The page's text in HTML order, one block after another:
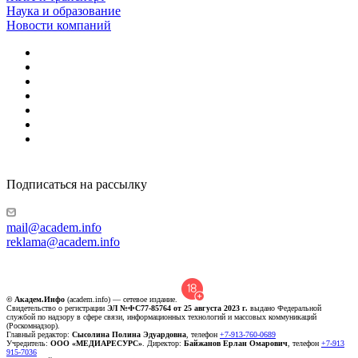
Наука и образование
Новости компаний
Подписаться на рассылку
mail@academ.info
reklama@academ.info
© Академ.Инфо (academ.info) — сетевое издание.
Свидетельство о регистрации ЭЛ №ФС77-85764 от 25 августа 2023 г. выдано Федеральной
службой по надзору в сфере связи, информационных технологий и массовых коммуникаций
(Роскомнадзор).
Главный редактор: Сысолина Полина Эдуардовна , телефон +7-913-760-0689
Учредитель: ООО «МЕДИАРЕСУРС» . Директор: Байжанов Ерлан Омарович , телефон +7-913
915-7036